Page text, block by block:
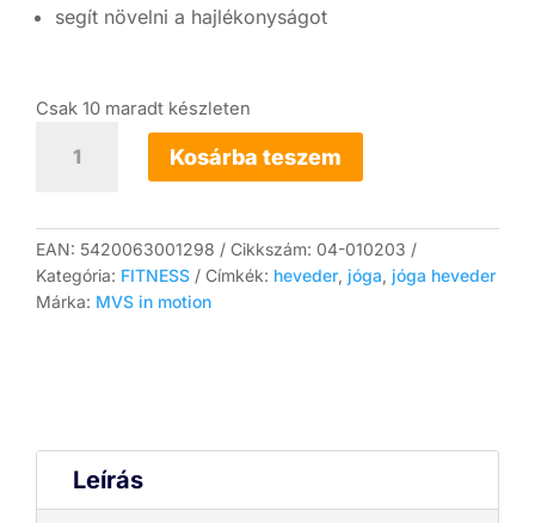
segít növelni a hajlékonyságot
Csak 10 maradt készleten
mennyiség
Kosárba teszem
EAN: 5420063001298 Cikkszám: 04-010203
Kategória: FITNESS Címkék: heveder, jóga, jóga heveder
Márka: MVS in motion
Leírás